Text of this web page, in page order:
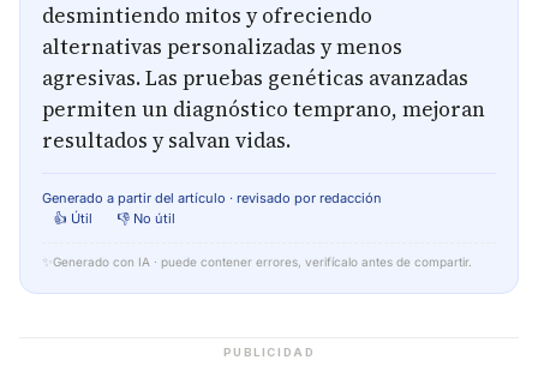
desmintiendo mitos y ofreciendo
alternativas personalizadas y menos
agresivas. Las pruebas genéticas avanzadas
permiten un diagnóstico temprano, mejoran
resultados y salvan vidas.
Generado a partir del artículo · revisado por redacción
👍 Útil
👎 No útil
✨ Generado con IA · puede contener errores, verifícalo antes de compartir.
PUBLICIDAD